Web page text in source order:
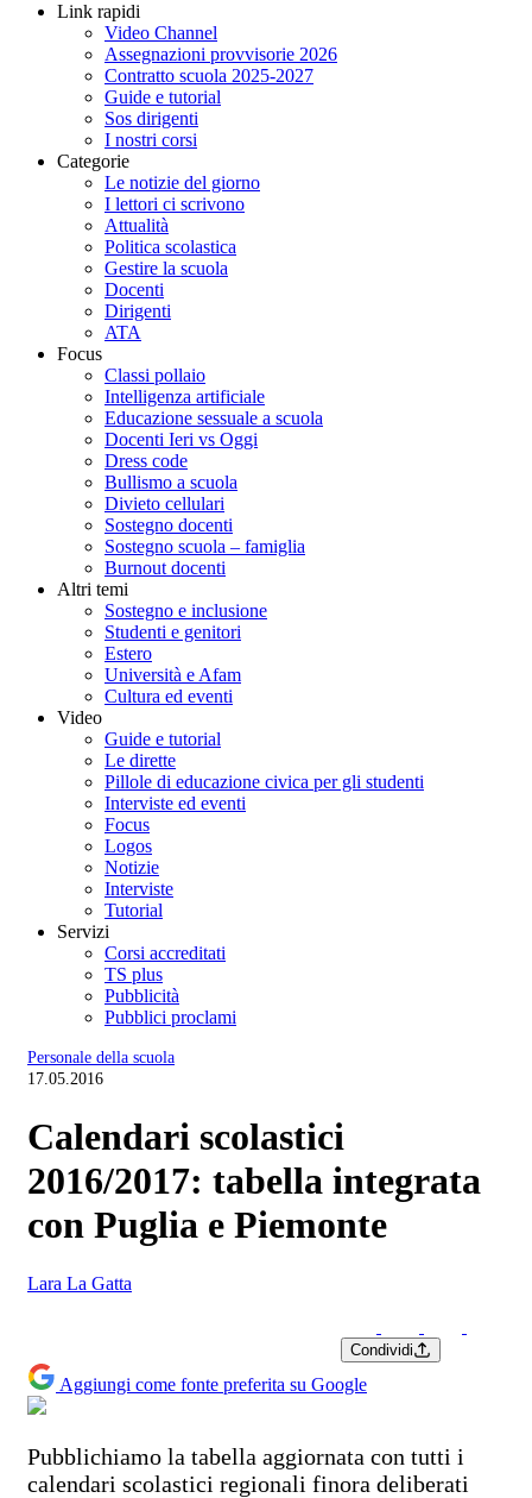
Link rapidi
Video Channel
Assegnazioni provvisorie 2026
Contratto scuola 2025-2027
Guide e tutorial
Sos dirigenti
I nostri corsi
Categorie
Le notizie del giorno
I lettori ci scrivono
Attualità
Politica scolastica
Gestire la scuola
Docenti
Dirigenti
ATA
Focus
Classi pollaio
Intelligenza artificiale
Educazione sessuale a scuola
Docenti Ieri vs Oggi
Dress code
Bullismo a scuola
Divieto cellulari
Sostegno docenti
Sostegno scuola – famiglia
Burnout docenti
Altri temi
Sostegno e inclusione
Studenti e genitori
Estero
Università e Afam
Cultura ed eventi
Video
Guide e tutorial
Le dirette
Pillole di educazione civica per gli studenti
Interviste ed eventi
Focus
Logos
Notizie
Interviste
Tutorial
Servizi
Corsi accreditati
TS plus
Pubblicità
Pubblici proclami
Personale della scuola
17.05.2016
Calendari scolastici
2016/2017: tabella integrata
con Puglia e Piemonte
Lara La Gatta
Condividi
Aggiungi come fonte preferita su Google
Pubblichiamo la tabella aggiornata con tutti i
calendari scolastici regionali finora deliberati